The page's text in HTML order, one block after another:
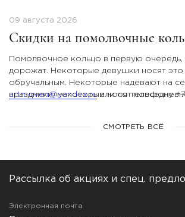
09 августа 2026
Скидки на помолвочные
Помолвочное кольцо в первую очередь,
дорожат. Некоторые девушки носят это
обручальным. Некоторые надевают на
праздники, некоторые носят
«помолвочные кольца»!
artmoven@yandex.ruили по телефону
СМОТРЕТЬ ВСЁ
Рассылка об акциях и спец.
Электронная почта